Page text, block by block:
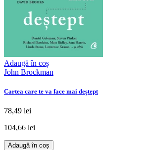
Adaugă în coș
John Brockman
Cartea care te va face mai deștept
78,49 lei
104,66 lei
Adaugă în coș